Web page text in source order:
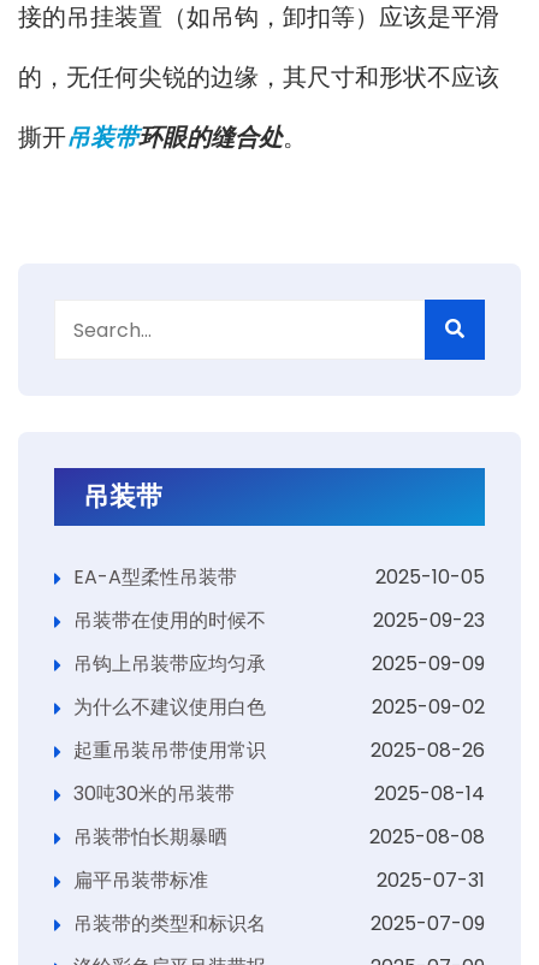
接的吊挂装置 （如吊钩，卸扣等） 应该是平滑
的，无任何尖锐的边缘，其尺寸和形状不应该
撕开吊装带环眼的缝合处。
吊装带
EA-A型柔性吊装带
2025-10-05
吊装带在使用的时候不
2025-09-23
吊钩上吊装带应均匀承
2025-09-09
为什么不建议使用白色
2025-09-02
起重吊装吊带使用常识
2025-08-26
30吨30米的吊装带
2025-08-14
吊装带怕长期暴晒
2025-08-08
扁平吊装带标准
2025-07-31
吊装带的类型和标识名
2025-07-09